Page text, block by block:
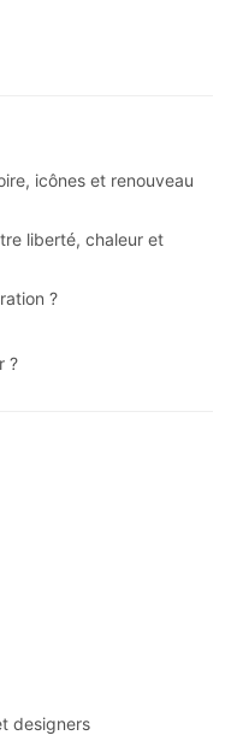
icônes et renouveau
liberté, chaleur et
?
?
designers